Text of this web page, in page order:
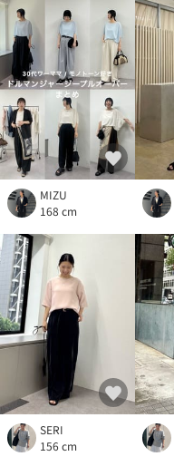
MIZU
168 cm
SERI
156 cm